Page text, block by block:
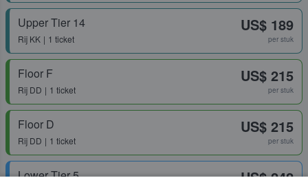
Upper Tier 14
Rij KK 1 ticket
US$ 189
per stuk
Floor F
Rij DD 1 ticket
US$ 215
per stuk
Floor D
Rij DD 1 ticket
US$ 215
per stuk